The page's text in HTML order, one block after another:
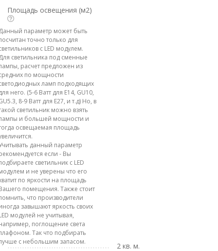
Площадь освещения (м2)
параметр может быть
точно только для
с LED модулем.
светильника под сменные
расчет предложен из
по мощности
ламп подходящих
него. (5-6 Ватт для E14, GU10,
8-9 Ватт для E27, и т.д) Но, в
светильник можно взять
и большей мощности и
освещаемая площадь
данный параметр
если - Вы
светильник с LED
и не уверены что его
по яркости на площадь
помещения. Также стоит
что производители
завышают яркость своих
модулей не учитывая,
поглощение света
Так что подбирать
с небольшим запасом.
2 кв. м.